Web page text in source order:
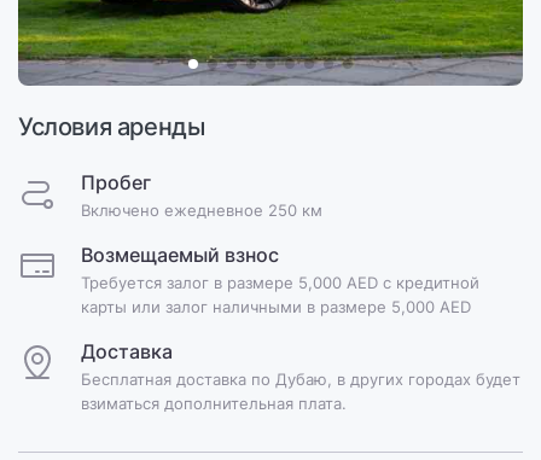
Условия аренды
Пробег
Включено ежедневное 250 км
Возмещаемый взнос
Требуется залог в размере 5,000 AED с кредитной
карты или залог наличными в размере 5,000 AED
Доставка
Бесплатная доставка по Дубаю, в других городах будет
взиматься дополнительная плата.